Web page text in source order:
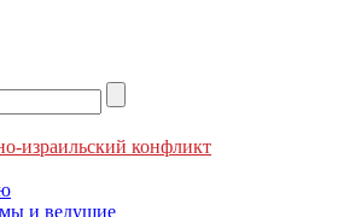
израильский конфликт
и ведущие